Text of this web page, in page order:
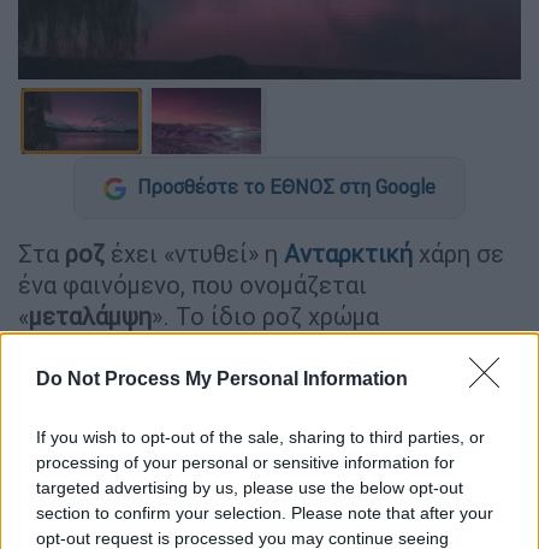
Do Not Process My Personal Information
If you wish to opt-out of the sale, sharing to third parties, or
processing of your personal or sensitive information for
targeted advertising by us, please use the below opt-out
section to confirm your selection. Please note that after your
opt-out request is processed you may continue seeing
Προσθέστε το ΕΘΝΟΣ στη Google
Στα ροζ έχει «ντυθεί» η Ανταρκτική χάρη σε
ένα φαινόμενο, που ονομάζεται
«μεταλάμψη». Το ίδιο ροζ χρώμα
Ζηλανδία.
Σύμφωνα με τους επιστήμονες, οφείλεται
σωματίδια που συσσωρεύτηκαν στην
ατμόσφαιραμετά την έκρηξη τουηφαιστείου
Τόνγκα, που σημειώθηκε τον Ιανουάριο.